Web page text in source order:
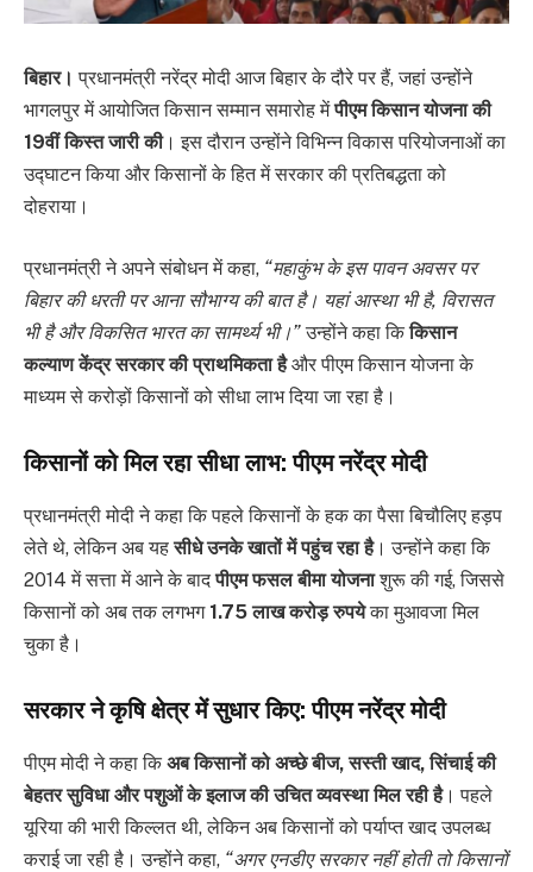
बिहार। प्रधानमंत्री नरेंद्र मोदी आज बिहार के दौरे पर हैं, जहां उन्होंने
भागलपुर में आयोजित किसान सम्मान समारोह मेंपीएम किसान योजना की
19वीं किस्त जारी की। इस दौरान उन्होंने विभिन्न विकास परियोजनाओं का
उद्घाटन किया और किसानों के हित में सरकार की प्रतिबद्धता को
दोहराया।
प्रधानमंत्री ने अपने संबोधन में कहा, “महाकुंभ के इस पावन अवसर पर
बिहार की धरती पर आना सौभाग्य की बात है। यहां आस्था भी है, विरासत
भी है और विकसित भारत का सामर्थ्य भी।”उन्होंने कहा किकिसान
कल्याण केंद्र सरकार की प्राथमिकता हैऔर पीएम किसान योजना के
माध्यम से करोड़ों किसानों को सीधा लाभ दिया जा रहा है।
किसानों को मिल रहा सीधा लाभ: पीएम नरेंद्र मोदी
प्रधानमंत्री मोदी ने कहा कि पहले किसानों के हक का पैसा बिचौलिए हड़प
लेते थे, लेकिन अब यहसीधे उनके खातों में पहुंच रहा है। उन्होंने कहा कि
2014 में सत्ता में आने के बादपीएम फसल बीमा योजनाशुरू की गई, जिससे
किसानों को अब तक लगभग 1.75 लाख करोड़ रुपयेका मुआवजा मिल
चुका है।
सरकार ने कृषि क्षेत्र में सुधार किए: पीएम नरेंद्र मोदी
पीएम मोदी ने कहा किअब किसानों को अच्छे बीज, सस्ती खाद, सिंचाई की
बेहतर सुविधा और पशुओं के इलाज की उचित व्यवस्था मिल रही है। पहले
यूरिया की भारी किल्लत थी, लेकिन अब किसानों को पर्याप्त खाद उपलब्ध
कराई जा रही है। उन्होंने कहा, “अगर एनडीए सरकार नहीं होती तो किसानों